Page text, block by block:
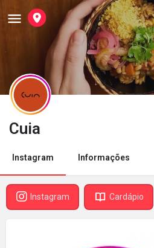
Cuia
Instagram Informações
Instagram Cardápio